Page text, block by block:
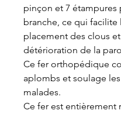
pinçon et 7 étampures
branche, ce qui facilite
placement des clous
détérioration de la
Ce fer orthopédique
aplombs et soulage
malades.
Ce fer est entièrement